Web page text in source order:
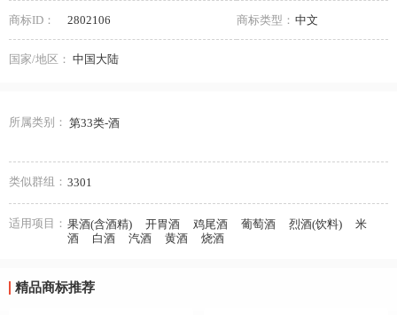
商标ID： 2802106 商标类型： 中文
国家/地区： 中国大陆
所属类别： 第33类-酒
类似群组： 3301
适用项目： 果酒(含酒精) 开胃酒 鸡尾酒 葡萄酒 烈酒(饮料)
米
酒
白酒 汽酒 黄酒 烧酒
精品商标推荐